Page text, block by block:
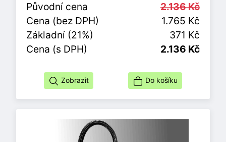
Původní cena
2.136 Kč
Cena (bez DPH)
1.765 Kč
Základní (21%)
371 Kč
Cena (s DPH)
2.136 Kč
Zobrazit Do košíku